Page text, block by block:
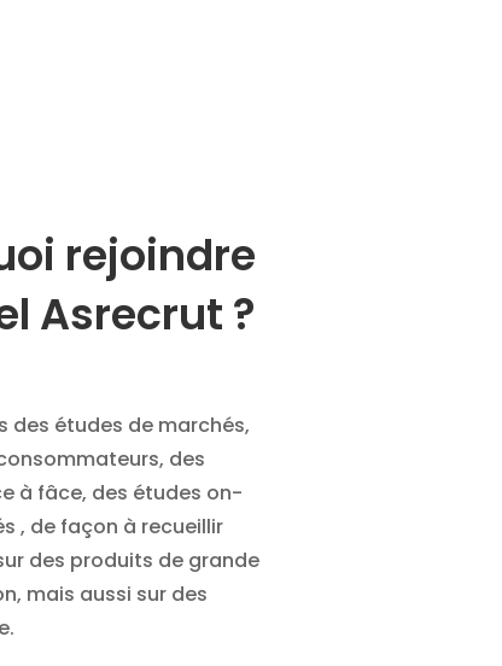
rejoindre
Asrecrut ?
des études de marchés,
des
à fâce, des études on-
, de façon à recueillir
des produits de grande
mais aussi sur des